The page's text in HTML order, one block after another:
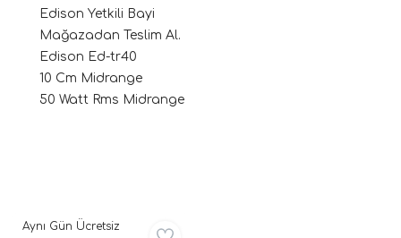
Edison Yetkili Bayi
Mağazadan Teslim Al.
Edison Ed-tr40
10 Cm Midrange
50 Watt Rms Midrange
Aynı Gün Ücretsiz